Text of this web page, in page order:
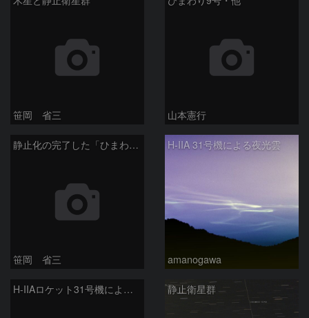
笹岡 省三 山本憲行
静止化の完了した「ひまわり9号」
笹岡 省三
H-IIA 31号機による夜光雲
amanogawa
H-IIAロケット31号機による静止気象衛星「ひまわり9号」の打上げ遠望 静止衛星群